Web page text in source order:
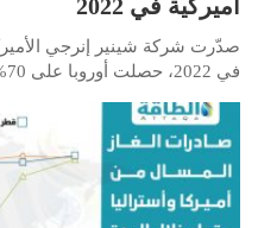
أميركية في 2022
في 2022، حصلت أوروبا على 70% منها، ما يعادل 447…